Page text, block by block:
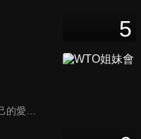
5